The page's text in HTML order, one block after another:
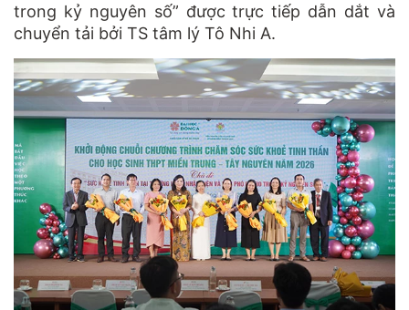
trong kỷ nguyên số” được trực tiếp dẫn dắt và
chuyển tải bởi TS tâm lý Tô Nhi A.